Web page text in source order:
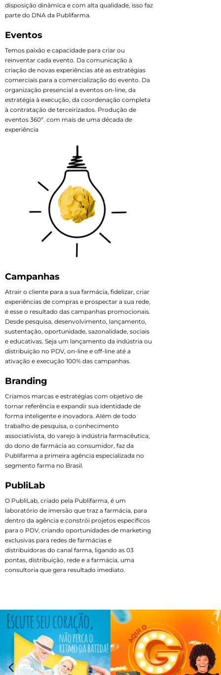
disposição dinâmica e com alta qualidade, isso faz
parte do DNA da Publifarma.
Eventos
Temos paixão e capacidade para criar ou
reinventar cada evento. Da comunicação à
criação de novas experiências até as estratégias
comerciais para a comercialização do evento. Da
organização presencial a eventos on-line, da
estratégia à execução, da coordenação completa
à contratação de terceirizados. Produção de
eventos 360º. com mais de uma década de
experiência
Campanhas
Atrair o cliente para a sua farmácia, fidelizar, criar
experiências de compras e prospectar a sua rede,
é esse o resultado das campanhas promocionais.
Desde pesquisa, desenvolvimento, lançamento,
sustentação, oportunidade, sazonalidade, sociais
e educativas. Seja um lançamento da indústria ou
distribuição no PDV, on-line e off-line até a
ativação e execução 100% das campanhas.
Branding
Criamos marcas e estratégias com objetivo de
tornar referência e expandir sua identidade de
forma inteligente e inovadora. Além de todo
trabalho de pesquisa, o conhecimento
associativista, do varejo à indústria farmacêutica,
do dono de farmácia ao consumidor, faz da
Publifarma a primeira agência especializada no
segmento farma no Brasil.
PubliLab
O PubliLab, criado pela Publifarma, é um
laboratório de imersão que traz a farmácia, para
dentro da agência e constrói projetos específicos
para o PDV, criando oportunidades de marketing
exclusivas para redes de farmácias e
distribuidoras do canal farma, ligando as 03
pontas, distribuição, rede e a farmácia, uma
consultoria que gera resultado imediato.